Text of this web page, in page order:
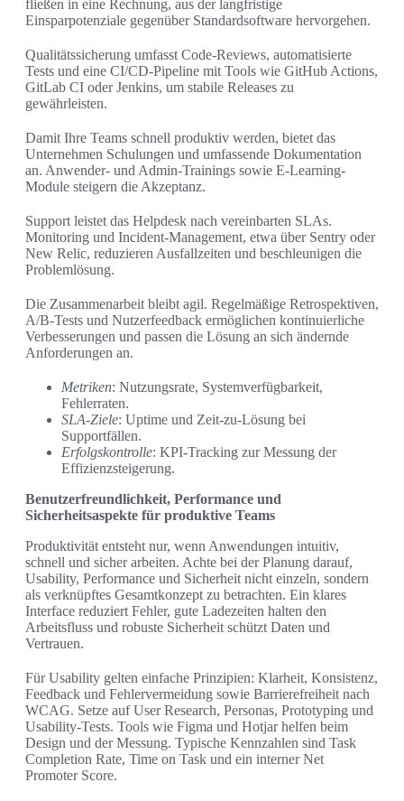
fließen in eine Rechnung, aus der langfristige
Einsparpotenziale gegenüber Standardsoftware hervorgehen.
Qualitätssicherung umfasst Code-Reviews, automatisierte
Tests und eine CI/CD-Pipeline mit Tools wie GitHub Actions,
GitLab CI oder Jenkins, um stabile Releases zu
gewährleisten.
Damit Ihre Teams schnell produktiv werden, bietet das
Unternehmen Schulungen und umfassende Dokumentation
an. Anwender- und Admin-Trainings sowie E-Learning-
Module steigern die Akzeptanz.
Support leistet das Helpdesk nach vereinbarten SLAs.
Monitoring und Incident-Management, etwa über Sentry oder
New Relic, reduzieren Ausfallzeiten und beschleunigen die
Problemlösung.
Die Zusammenarbeit bleibt agil. Regelmäßige Retrospektiven,
A/B-Tests und Nutzerfeedback ermöglichen kontinuierliche
Verbesserungen und passen die Lösung an sich ändernde
Anforderungen an.
Metriken: Nutzungsrate, Systemverfügbarkeit,
Fehlerraten.
SLA-Ziele: Uptime und Zeit-zu-Lösung bei
Supportfällen.
Erfolgskontrolle: KPI-Tracking zur Messung der
Effizienzsteigerung.
Benutzerfreundlichkeit, Performance und
Sicherheitsaspekte für produktive Teams
Produktivität entsteht nur, wenn Anwendungen intuitiv,
schnell und sicher arbeiten. Achte bei der Planung darauf,
Usability, Performance und Sicherheit nicht einzeln, sondern
als verknüpftes Gesamtkonzept zu betrachten. Ein klares
Interface reduziert Fehler, gute Ladezeiten halten den
Arbeitsfluss und robuste Sicherheit schützt Daten und
Vertrauen.
Für Usability gelten einfache Prinzipien: Klarheit, Konsistenz,
Feedback und Fehlervermeidung sowie Barrierefreiheit nach
WCAG. Setze auf User Research, Personas, Prototyping und
Usability-Tests. Tools wie Figma und Hotjar helfen beim
Design und der Messung. Typische Kennzahlen sind Task
Completion Rate, Time on Task und ein interner Net
Promoter Score.